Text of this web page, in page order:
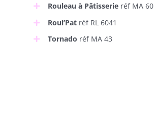
Rouleau à Pâtisserieréf MA 60
Roul’Patréf RL 6041
Tornado réf MA 43